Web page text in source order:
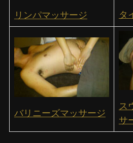
リンパマッサージ タ
バリニーズマッサージ
ス
サ